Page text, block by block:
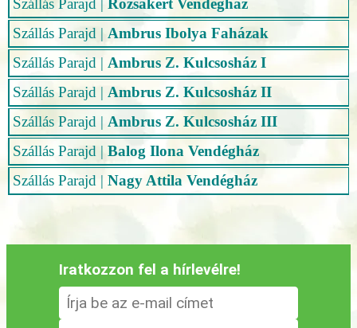
Szállás Parajd | Rózsakert Vendégház
Szállás Parajd | Ambrus Ibolya Faházak
Szállás Parajd | Ambrus Z. Kulcsosház I
Szállás Parajd | Ambrus Z. Kulcsosház II
Szállás Parajd | Ambrus Z. Kulcsosház III
Szállás Parajd | Balog Ilona Vendégház
Szállás Parajd | Nagy Attila Vendégház
Iratkozzon fel a hírlevélre!